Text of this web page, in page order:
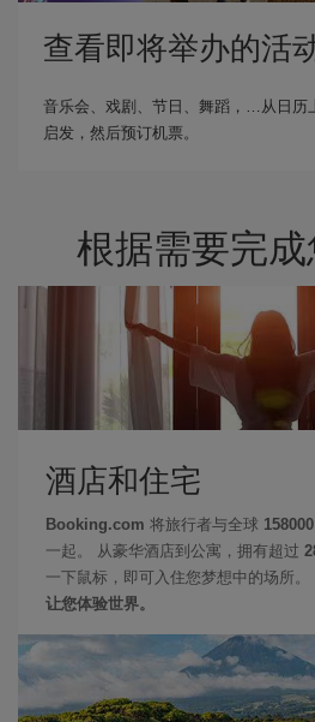
查看即将举办的活
音乐会、戏剧、节日、舞蹈，…从日历
启发，然后预订机票。
根据需要完
酒店和住宅
Booking.com 将旅行者与全球 158000
一起。 从豪华酒店到公寓，拥有超过
一下鼠标，即可入住您梦想中的场所。
让您体验世界。